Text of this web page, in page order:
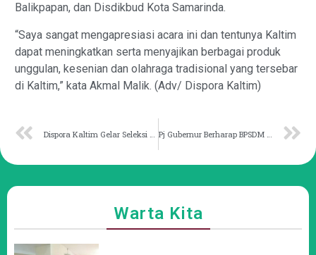
Balikpapan, dan Disdikbud Kota Samarinda.
“Saya sangat mengapresiasi acara ini dan tentunya Kaltim
dapat meningkatkan serta menyajikan berbagai produk
unggulan, kesenian dan olahraga tradisional yang tersebar
di Kaltim,” kata Akmal Malik. (Adv/ Dispora Kaltim)
Warta Kita